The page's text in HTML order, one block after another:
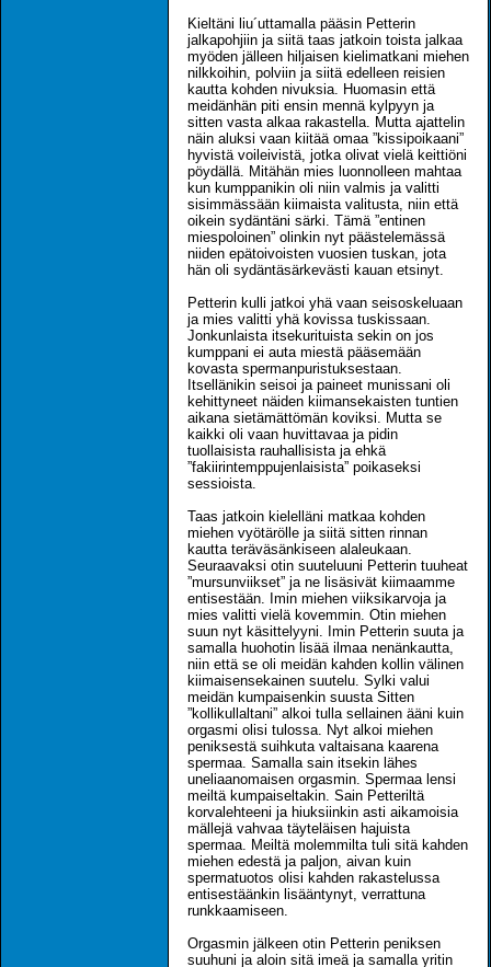
Kieltäni liu´uttamalla pääsin Petterin
jalkapohjiin ja siitä taas jatkoin toista jalkaa
myöden jälleen hiljaisen kielimatkani miehen
nilkkoihin, polviin ja siitä edelleen reisien
kautta kohden nivuksia. Huomasin että
meidänhän piti ensin mennä kylpyyn ja
sitten vasta alkaa rakastella. Mutta ajattelin
näin aluksi vaan kiitää omaa ”kissipoikaani”
hyvistä voileivistä, jotka olivat vielä keittiöni
pöydällä. Mitähän mies luonnolleen mahtaa
kun kumppanikin oli niin valmis ja valitti
sisimmässään kiimaista valitusta, niin että
oikein sydäntäni särki. Tämä ”entinen
miespoloinen” olinkin nyt päästelemässä
niiden epätoivoisten vuosien tuskan, jota
hän oli sydäntäsärkevästi kauan etsinyt.
Petterin kulli jatkoi yhä vaan seisoskeluaan
ja mies valitti yhä kovissa tuskissaan.
Jonkunlaista itsekurituista sekin on jos
kumppani ei auta miestä pääsemään
kovasta spermanpuristuksestaan.
Itsellänikin seisoi ja paineet munissani oli
kehittyneet näiden kiimansekaisten tuntien
aikana sietämättömän koviksi. Mutta se
kaikki oli vaan huvittavaa ja pidin
tuollaisista rauhallisista ja ehkä
”fakiirintemppujenlaisista” poikaseksi
sessioista.
Taas jatkoin kielelläni matkaa kohden
miehen vyötärölle ja siitä sitten rinnan
kautta teräväsänkiseen alaleukaan.
Seuraavaksi otin suuteluuni Petterin tuuheat
”mursunviikset” ja ne lisäsivät kiimaamme
entisestään. Imin miehen viiksikarvoja ja
mies valitti vielä kovemmin. Otin miehen
suun nyt käsittelyyni. Imin Petterin suuta ja
samalla huohotin lisää ilmaa nenänkautta,
niin että se oli meidän kahden kollin välinen
kiimaisensekainen suutelu. Sylki valui
meidän kumpaisenkin suusta Sitten
”kollikullaltani” alkoi tulla sellainen ääni kuin
orgasmi olisi tulossa. Nyt alkoi miehen
peniksestä suihkuta valtaisana kaarena
spermaa. Samalla sain itsekin lähes
uneliaanomaisen orgasmin. Spermaa lensi
meiltä kumpaiseltakin. Sain Petteriltä
korvalehteeni ja hiuksiinkin asti aikamoisia
mällejä vahvaa täyteläisen hajuista
spermaa. Meiltä molemmilta tuli sitä kahden
miehen edestä ja paljon, aivan kuin
spermatuotos olisi kahden rakastelussa
entisestäänkin lisääntynyt, verrattuna
runkkaamiseen.
Orgasmin jälkeen otin Petterin peniksen
suuhuni ja aloin sitä imeä ja samalla yritin